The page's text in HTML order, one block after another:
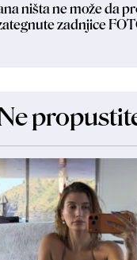
ništa ne može da
zadnjice